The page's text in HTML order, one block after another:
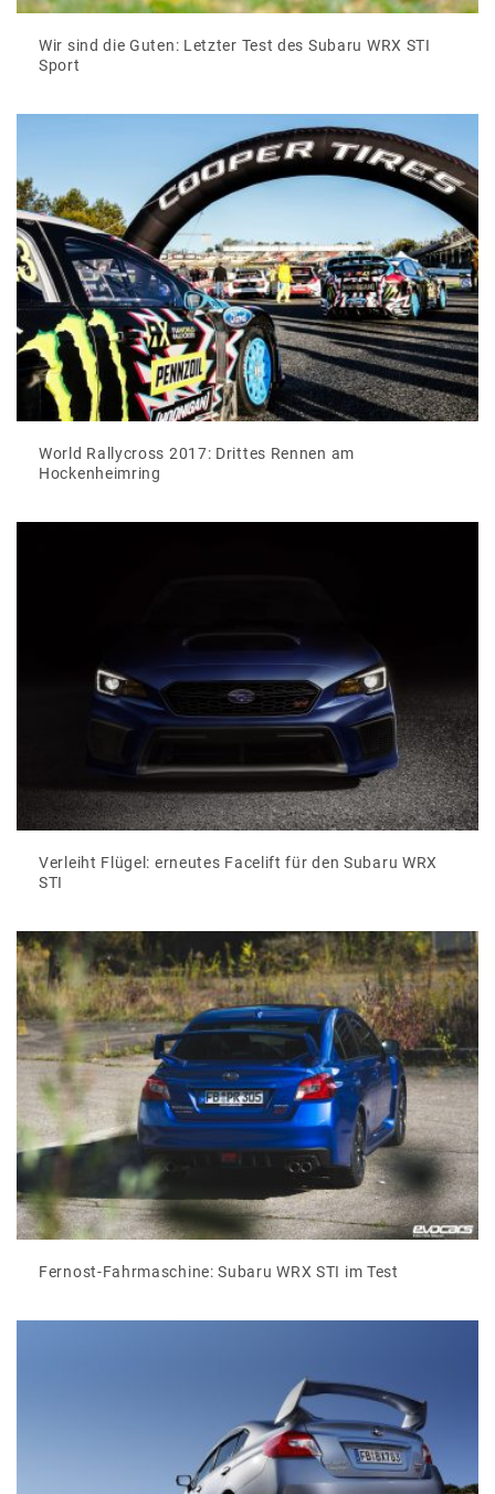
Wir sind die Guten: Letzter Test des Subaru WRX STI
Sport
World Rallycross 2017: Drittes Rennen am
Hockenheimring
Verleiht Flügel: erneutes Facelift für den Subaru WRX
STI
Fernost-Fahrmaschine: Subaru WRX STI im Test